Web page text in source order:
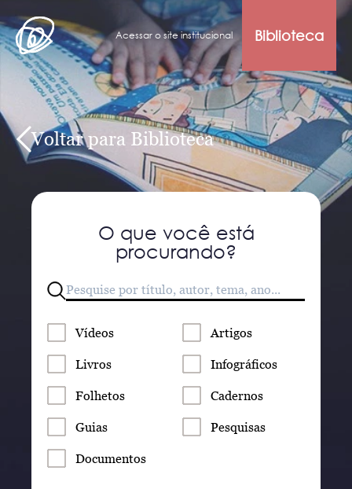
Acessar o site institucional Biblioteca
Voltar para Biblioteca
O que você está
procurando?
Vídeos Artigos
Livros Infográficos
Folhetos Cadernos
Guias Pesquisas
Documentos